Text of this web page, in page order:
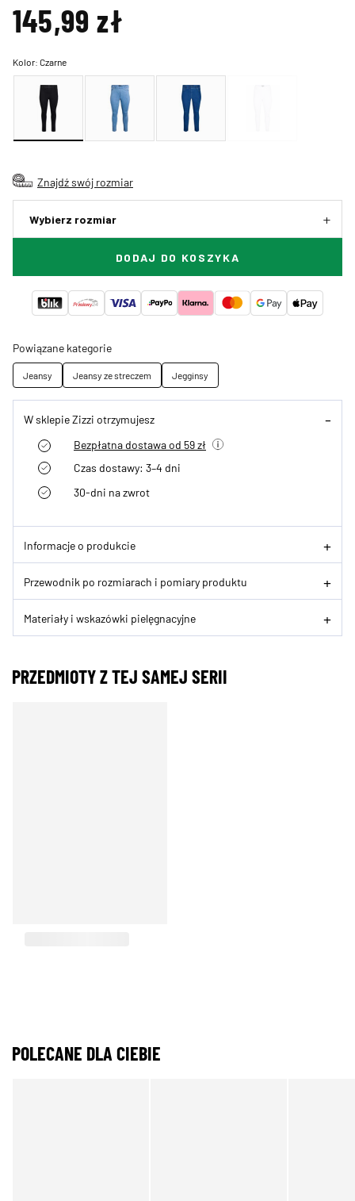
145,99 zł
Kolor:Czarne
Znajdź swój rozmiar
Wybierz rozmiar
DODAJ DO KOSZYKA
Powiązane kategorie
Jeansy Jeansy ze streczem Jegginsy
W sklepie Zizzi otrzymujesz
Bezpłatna dostawa od 59 zł
Czas dostawy: 3–4 dni
30-dni na zwrot
Informacje o produkcie
Przewodnik po rozmiarach i pomiary produktu
Materiały i wskazówki pielęgnacyjne
PRZEDMIOTY Z TEJ SAMEJ SERII
POLECANE DLA CIEBIE